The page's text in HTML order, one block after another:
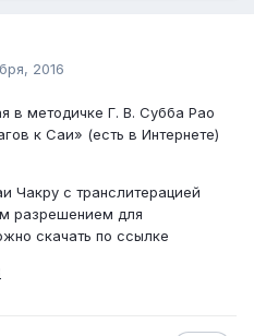
2016
в методичке Г. В. Субба Рао
к Саи» (есть в Интернете)
Чакру с транслитерацией
разрешением для
скачать по ссылке